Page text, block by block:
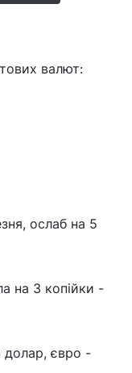
валют:
ослаб на 5
на 3 копійки -
долар, євро -